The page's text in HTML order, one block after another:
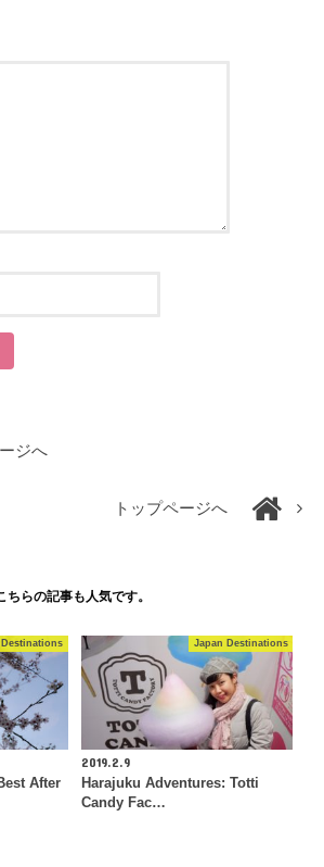
ジへ
トップページへ
ちらの記事も人気です。
Destinations
After
Japan Destinations
2019.2.9
Harajuku Adventures: Totti
Candy Fac…